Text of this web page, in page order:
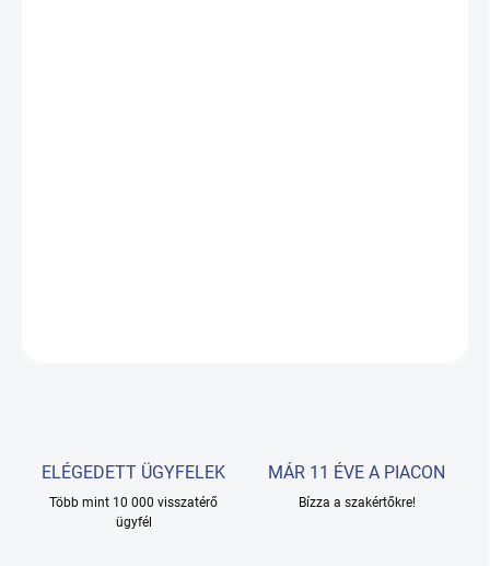
ELÉGEDETT ÜGYFELEK
Több mint 10 000 visszatérő
ügyfél
MÁR 11 ÉVE A PIACON
Bízza a szakértőkre!